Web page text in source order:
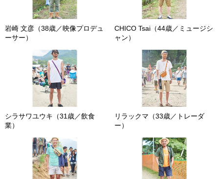
岩崎 文彦（38歳／映像プロデュ
ーサー）
CHICO Tsai（44歳／ミュージシ
ャン）
シラサワユウキ（31歳／飲食
業）
リラックマ（33歳／トレーダ
ー）